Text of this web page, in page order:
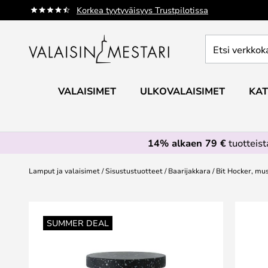
Korkea tyytyväisyys Trustpilotissa
Skip
to
verkkokaupan
VALAISIMET ULKOVALAISIMET
14% alkaen 79 €
Lamput ja valaisimet Sisustustuotteet Baarijakkara Bit Hocker,
SUMMER DEAL